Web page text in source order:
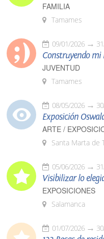
FAMILIA
Tamames
09/01/2026
Construyendo mi
JUVENTUD
Tamames
08/05/2026
Exposición
ARTE /
Santa Marta de
05/06/2026
Visibilizar lo
EXPOSICIONES
Salamanca
01/07/2026